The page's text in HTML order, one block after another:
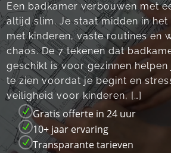
Een badkamer verbouwen met
altijd slim.​ Je staat midden in
met kinderen, vaste routines en
chaos.​ De 7 tekenen dat
geschikt is voor gezinnen
te zien voordat je begint en
veiligheid voor kinderen, […]
N Gratis offerte in 24 uur
N 10+ jaar ervaring
N Transparante tarieven